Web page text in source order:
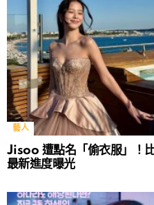
藝人
Jisoo 遭點名「偷衣服」！
最新進度曝光